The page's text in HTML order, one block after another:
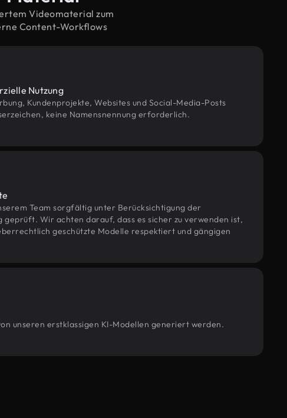
Videomaterial zum
Content-Workflows
Nutzung
Kundenprojekte, Websites und Social-Media-Posts
keine Namensnennung erforderlich.
Team sorgfältig unter Berücksichtigung der
geprüft. Wir achten darauf, dass es sicher zu verwenden ist,
geschützte Modelle respektiert und gängigen
unseren erstklassigen KI-Modellen generiert werden.